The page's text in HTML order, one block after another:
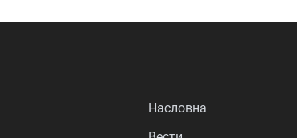
Насловна